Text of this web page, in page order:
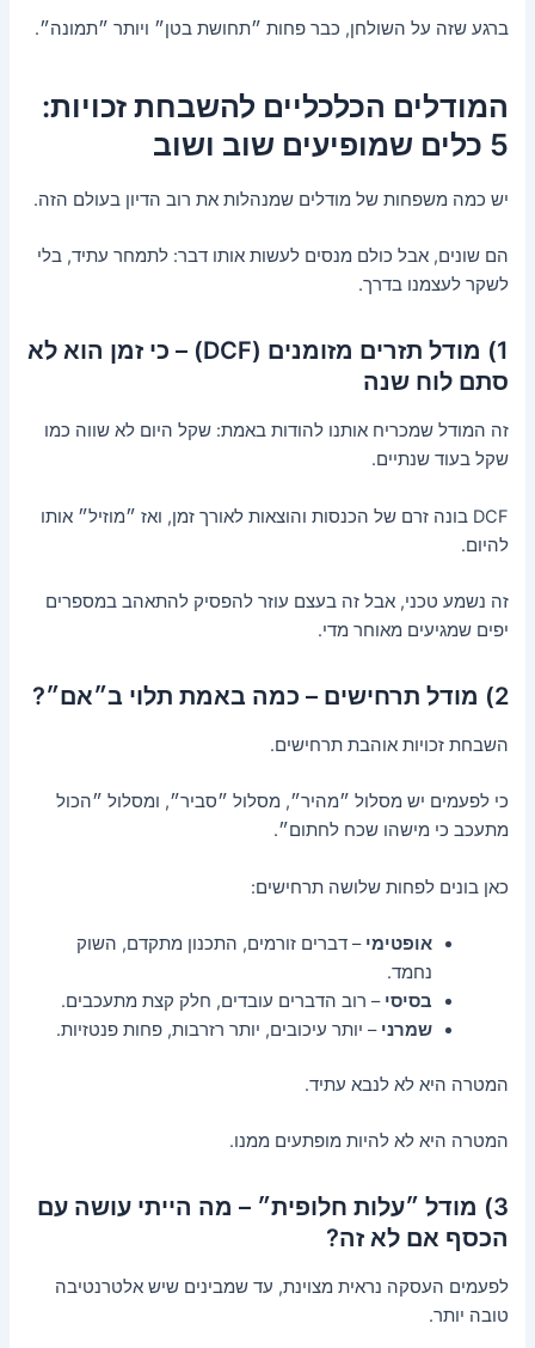
ברגע שזה על השולחן, כבר פחות ״תחושת בטן״ ויותר ״תמונה״.
המודלים הכלכליים להשבחת זכויות:
5 כלים שמופיעים שוב ושוב
יש כמה משפחות של מודלים שמנהלות את רוב הדיון בעולם הזה.
הם שונים, אבל כולם מנסים לעשות אותו דבר: לתמחר עתיד, בלי
לשקר לעצמנו בדרך.
1) מודל תזרים מזומנים (DCF) – כי זמן הוא לא
סתם לוח שנה
זה המודל שמכריח אותנו להודות באמת: שקל היום לא שווה כמו
שקל בעוד שנתיים.
DCF בונה זרם של הכנסות והוצאות לאורך זמן, ואז ״מוזיל״ אותו
להיום.
זה נשמע טכני, אבל זה בעצם עוזר להפסיק להתאהב במספרים
יפים שמגיעים מאוחר מדי.
2) מודל תרחישים – כמה באמת תלוי ב״אם״?
השבחת זכויות אוהבת תרחישים.
כי לפעמים יש מסלול ״מהיר״, מסלול ״סביר״, ומסלול ״הכול
מתעכב כי מישהו שכח לחתום״.
כאן בונים לפחות שלושה תרחישים:
אופטימי – דברים זורמים, התכנון מתקדם, השוק
נחמד.
בסיסי – רוב הדברים עובדים, חלק קצת מתעכבים.
שמרני – יותר עיכובים, יותר רזרבות, פחות פנטזיות.
המטרה היא לא לנבא עתיד.
המטרה היא לא להיות מופתעים ממנו.
3) מודל ״עלות חלופית״ – מה הייתי עושה עם
הכסף אם לא זה?
לפעמים העסקה נראית מצוינת, עד שמבינים שיש אלטרנטיבה
טובה יותר.